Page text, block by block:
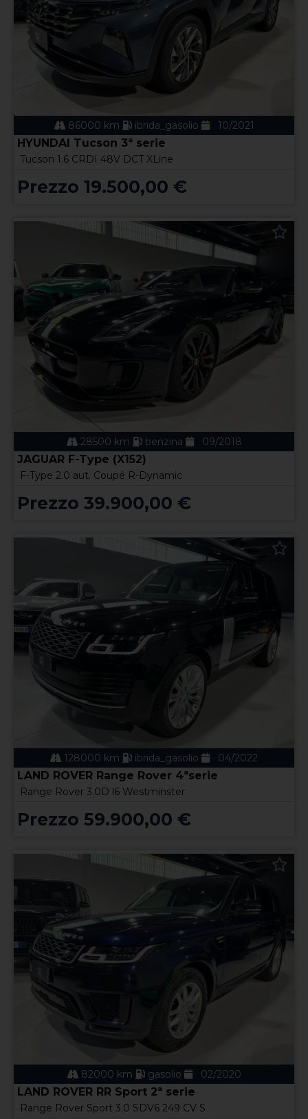
86000 km ibrida_gasolio 10/2021
HYUNDAI Tucson 3ª serie
Tucson 1.6 CRDI 48V DCT XLine
Prezzo 19.500,00 €
28500 km benzina 09/2018
JAGUAR F-Type (X152)
F-Type 2.0 aut. Coupé R-Dynamic
Prezzo 39.900,00 €
128000 km ibrida_gasolio 04/2022
LAND ROVER Range Rover 4ªserie
Range Rover 3.0D l6 Westminster
Prezzo 59.900,00 €
82000 km gasolio 02/2020
LAND ROVER RR Sport 2ª serie
Range Rover Sport 3.0 SDV6 249 CV S